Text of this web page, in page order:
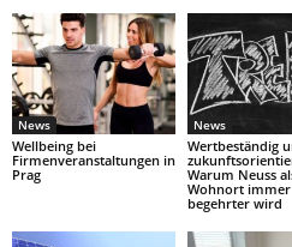
News
Wellbeing bei
Firmenveranstaltungen in
Prag
News
Wertbeständig
Warum Neuss
Wohnort immer
begehrter wird